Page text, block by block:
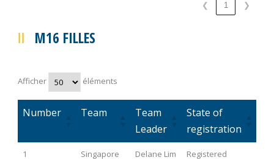
❮ 1 ❯
M16 FILLES
Afficher éléments
Number Team
Team
Leader
State of
registration
Number
Team
Team
State of
1
Singapore
Delane Lim Registered